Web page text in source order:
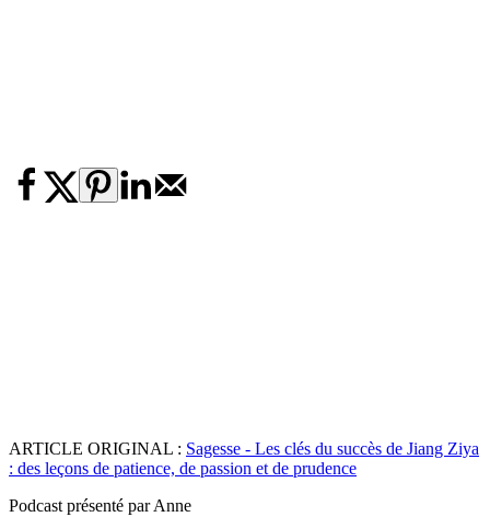
ARTICLE ORIGINAL : Sagesse - Les clés du succès de Jiang Ziya
: des leçons de patience, de passion et de prudence
Podcast présenté par Anne